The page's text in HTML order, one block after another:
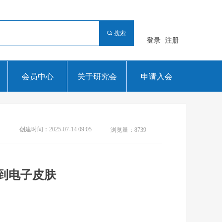
끠 搜索
登录 注册
会员中心 关于研究会 申请入会
电子皮肤
创建时间： 2025-07-14 09:05 浏览量： 8739